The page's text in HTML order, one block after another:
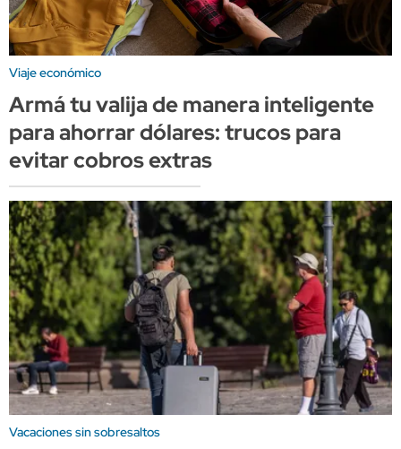
Viaje económico
Armá tu valija de manera inteligente
para ahorrar dólares: trucos para
evitar cobros extras
Vacaciones sin sobresaltos